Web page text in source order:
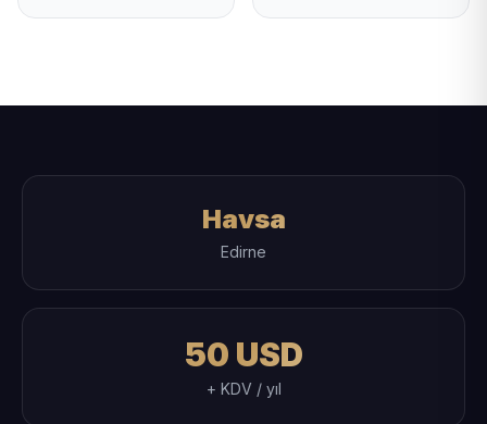
Havsa
Edirne
50 USD
+ KDV / yıl